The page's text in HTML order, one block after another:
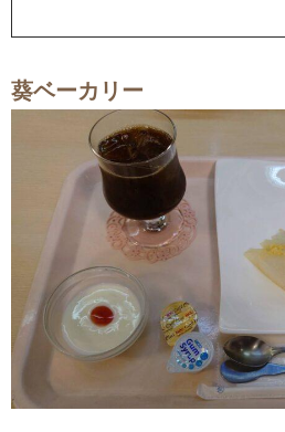
葵ベーカリー